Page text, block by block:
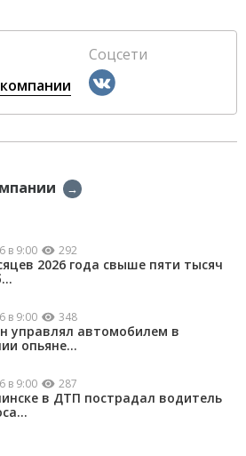
Соцсети
→
в 9:00 292
2026 года свыше пяти тысяч
в 9:00 348
управлял автомобилем в
опьяне...
в 9:00 287
в ДТП пострадал водитель